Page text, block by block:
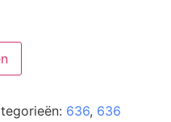
636, 636